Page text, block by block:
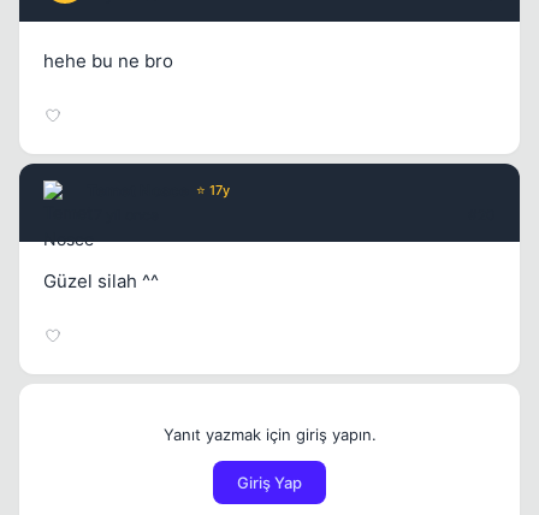
hehe bu ne bro
⭐ 17y
Güzel silah ^^
Yanıt yazmak için giriş yapın.
Giriş Yap